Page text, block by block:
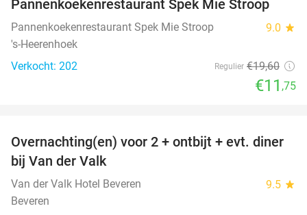
Pannenkoekenrestaurant Spek Mie Stroop
Pannenkoekenrestaurant Spek Mie Stroop 9.0 star
's-Heerenhoek
Verkocht: 202
Regulier €19,60
€11 ,75
51%
Overnachting(en) voor 2 + ontbijt + evt. diner
bij Van der Valk
Van der Valk Hotel Beveren 9.5 star
Beveren